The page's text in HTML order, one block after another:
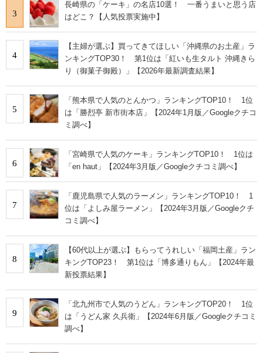
3
長崎県の「ケーキ」の名店10選！ 一番うまいと思う店
はどこ？【人気投票実施中】
4
【主婦が選ぶ】買ってきてほしい「沖縄県のお土産」ラ
ンキングTOP30！ 第1位は「紅いも生タルト 沖縄きら
り（御菓子御殿）」【2026年最新調査結果】
5
「熊本県で人気のとんかつ」ランキングTOP10！ 1位
は「勝烈亭 新市街本店」【2024年1月版／Googleクチコ
ミ調べ】
6
「宮崎県で人気のケーキ」ランキングTOP10！ 1位は
「en haut」【2024年3月版／Googleクチコミ調べ】
7
「鹿児島県で人気のラーメン」ランキングTOP10！ 1
位は「よしみ屋ラーメン」【2024年3月版／Googleクチ
コミ調べ】
8
【60代以上が選ぶ】もらってうれしい「福岡土産」ラン
キングTOP23！ 第1位は「博多通りもん」【2024年最
新投票結果】
9
「北九州市で人気のうどん」ランキングTOP20！ 1位
は「うどん家 久兵衛」【2024年6月版／Googleクチコミ
調べ】